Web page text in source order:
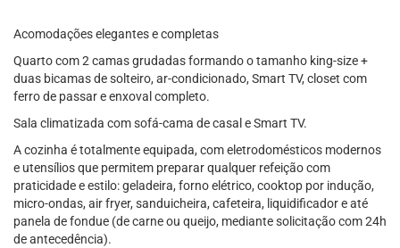
Acomodações elegantes e completas
Quarto com 2 camas grudadas formando o tamanho king-size +
duas bicamas de solteiro, ar-condicionado, Smart TV, closet com
ferro de passar e enxoval completo.
Sala climatizada com sofá-cama de casal e Smart TV.
A cozinha é totalmente equipada, com eletrodomésticos modernos
e utensílios que permitem preparar qualquer refeição com
praticidade e estilo: geladeira, forno elétrico, cooktop por indução,
micro-ondas, air fryer, sanduicheira, cafeteira, liquidificador e até
panela de fondue (de carne ou queijo, mediante solicitação com 24h
de antecedência).